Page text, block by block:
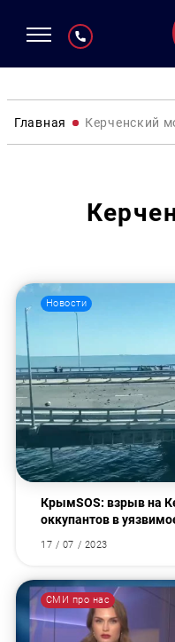
Главная Керченский
Новости
КрымSOS: взрыв на
оккупантов в
17 / 07 / 2023
СМИ про нас